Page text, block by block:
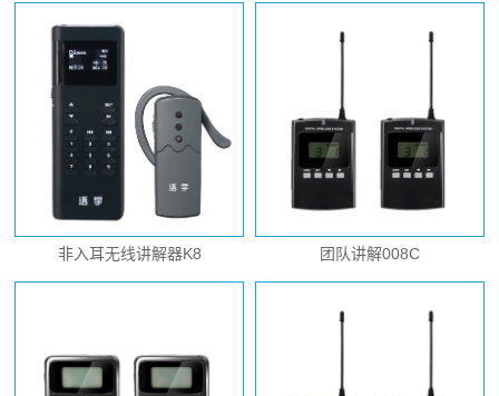
非入耳无线讲解器K8 团队讲解008C